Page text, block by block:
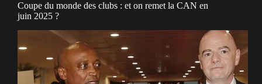
Coupe du monde des clubs : et on remet la CAN en
juin 2025 ?